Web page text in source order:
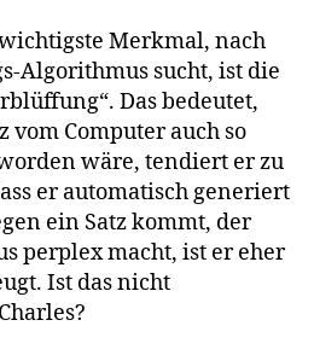
Merkmal, nach
Algorithmus sucht, ist die
Das bedeutet,
vom Computer auch so
wäre, tendiert er zu
er automatisch generiert
ein Satz kommt, der
perplex macht, ist er eher
Ist das nicht